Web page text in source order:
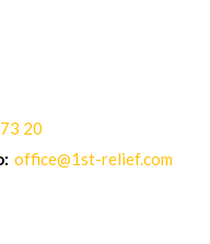
20
office@1st-relief.com